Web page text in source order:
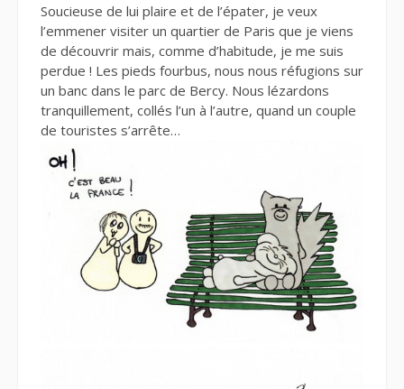
Soucieuse de lui plaire et de l’épater, je veux
l’emmener visiter un quartier de Paris que je viens
de découvrir mais, comme d’habitude, je me suis
perdue ! Les pieds fourbus, nous nous réfugions sur
un banc dans le parc de Bercy. Nous lézardons
tranquillement, collés l’un à l’autre, quand un couple
de touristes s’arrête…